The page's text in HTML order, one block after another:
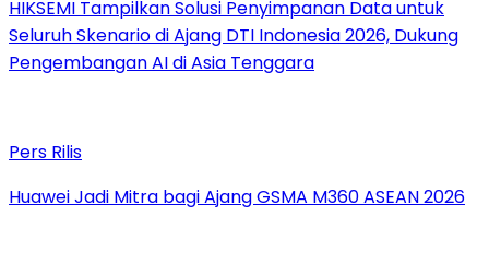
HIKSEMI Tampilkan Solusi Penyimpanan Data untuk
Seluruh Skenario di Ajang DTI Indonesia 2026, Dukung
Pengembangan AI di Asia Tenggara
Pers Rilis
Huawei Jadi Mitra bagi Ajang GSMA M360 ASEAN 2026